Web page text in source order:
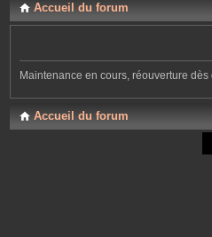
Accueil du forum
Maintenance en cours, réouverture dès
Accueil du forum